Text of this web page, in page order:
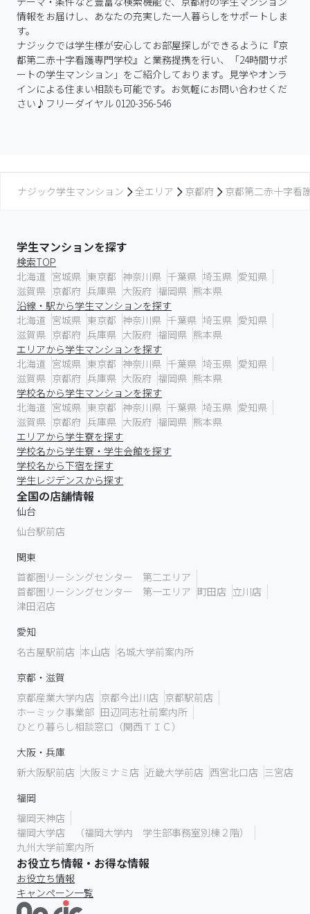
情報をお届けし、あなたの充実した一人暮らしをサポートしま
す。
ナジックでは学生様が安心してお部屋探しができるように『京
都第二赤十字看護専門学校』と業務提携を行い、「24時間サポ
ートの学生マンション」をご紹介しております。見学やオンラ
インによる住まい相談も可能です。お気軽にお問い合わせくだ
さい♪フリーダイヤル 0120-356-546
ナジック学生マンション 全エリア 京都府 京都第二赤十字看
学生マンションを探す
検索TOP
北海道 宮城県 東京都 神奈川県 千葉県 埼玉県 愛知県
滋賀県 京都府 兵庫県 大阪府 福岡県 熊本県
沿線・駅から学生マンションを探す
北海道 宮城県 東京都 神奈川県 千葉県 埼玉県 愛知県
滋賀県 京都府 兵庫県 大阪府 福岡県 熊本県
エリアから学生マンションを探す
北海道 宮城県 東京都 神奈川県 千葉県 埼玉県 愛知県
滋賀県 京都府 兵庫県 大阪府 福岡県 熊本県
学校名から学生マンションを探す
北海道 宮城県 東京都 神奈川県 千葉県 埼玉県 愛知県
滋賀県 京都府 兵庫県 大阪府 福岡県 熊本県
エリアから学生寮を探す
学校名から学生寮・学生会館を探す
学校名から下宿を探す
学生レジデンスから探す
全国の店舗情報
仙台
仙台駅前店
関東
首都圏リーシングセンター 第二エリア
首都圏リーシングセンター 第一エリア 町田店 立川店
津田沼店
愛知
名古屋駅前店 本山店 名城大学前案内所
京都・滋賀
京都産業大学内店 京都今出川店 京都駅前店
ホーミック事業部 田辺同志社前案内所
ひとり暮らし相談窓口（関西ＴＩＣ）
大阪・兵庫
新大阪駅前店 大阪ミナミ店 近畿大学前店 西宮北口店 三宮店
福岡
福岡天神店
福岡大学店 （福岡大学内 学生部事務室別棟２階）
九州大学前案内所
お役立ち情報・お得な情報
お役立ち情報
キャンペーン一覧